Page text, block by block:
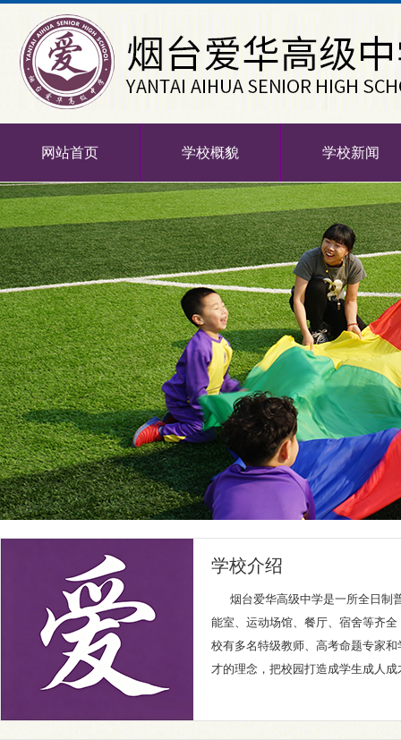
网站首页 学校概貌 学校新闻
-->
学校介绍
烟台爱华高级中学是一所全日制
能室、运动场馆、餐厅、宿舍等齐
校有多名特级教师、高考命题专家
才的理念，把校园打造成学生成人成